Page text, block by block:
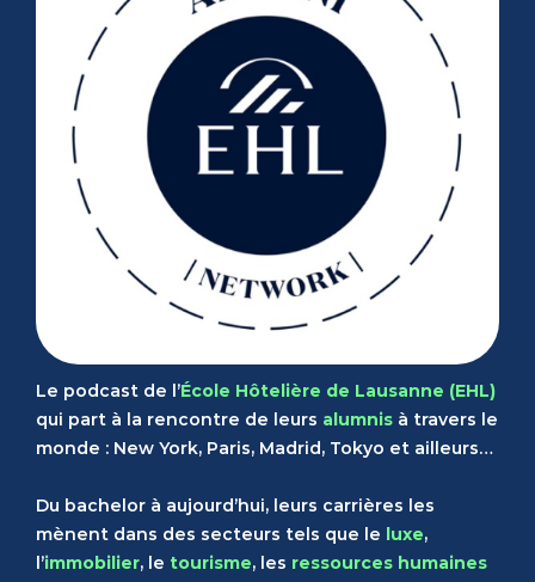
Le podcast de l’École Hôtelière de Lausanne (EHL)
qui part à la rencontre de leurs alumnis à travers le
monde : New York, Paris, Madrid, Tokyo et ailleurs…
Du bachelor à aujourd’hui, leurs carrières les
mènent dans des secteurs tels que le luxe,
l’immobilier, le tourisme, les ressources humaines